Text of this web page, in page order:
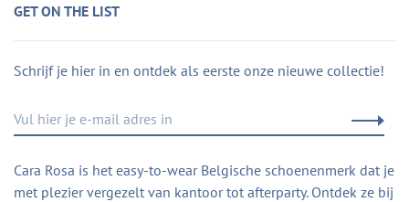
GET ON THE LIST
Schrijf je hier in en ontdek als eerste onze nieuwe collectie!
Cara Rosa is het easy-to-wear Belgische schoenenmerk dat je
met plezier vergezelt van kantoor tot afterparty. Ontdek ze bij